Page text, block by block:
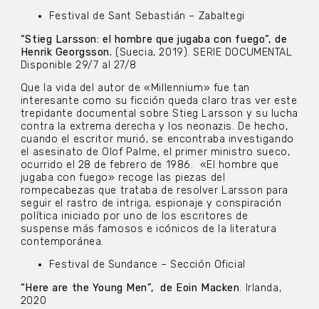
Festival de Sant Sebastián – Zabaltegi
“Stieg Larsson: el hombre que jugaba con fuego”, de
Henrik Georgsson. (Suecia, 2019). SERIE DOCUMENTAL
Disponible 29/7 al 27/8
Que la vida del autor de «Millennium» fue tan
interesante como su ficción queda claro tras ver este
trepidante documental sobre Stieg Larsson y su lucha
contra la extrema derecha y los neonazis. De hecho,
cuando el escritor murió, se encontraba investigando
el asesinato de Olof Palme, el primer ministro sueco,
ocurrido el 28 de febrero de 1986. «El hombre que
jugaba con fuego» recoge las piezas del
rompecabezas que trataba de resolver Larsson para
seguir el rastro de intriga, espionaje y conspiración
política iniciado por uno de los escritores de
suspense más famosos e icónicos de la literatura
contemporánea.
Festival de Sundance – Sección Oficial
“Here are the Young Men”, de Eoin Macken. Irlanda,
2020